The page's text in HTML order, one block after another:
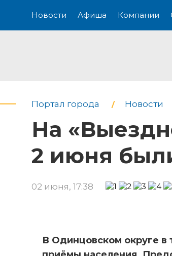
Новости Афиша Компании
Портал города Новости
На
2 июня
02 июня, 17:38
В Одинцовском округе